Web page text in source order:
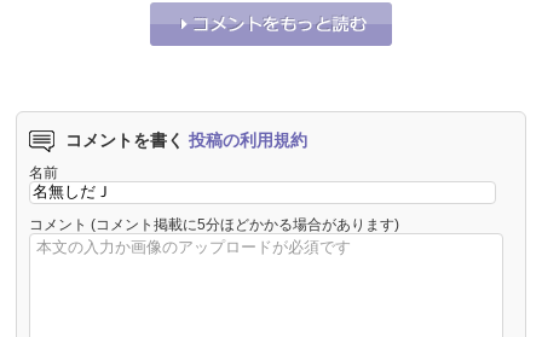
0 うーん… 0
コメントを書く 投稿の利用規約
名前
コメント (コメント掲載に5分ほどかかる場合があります)